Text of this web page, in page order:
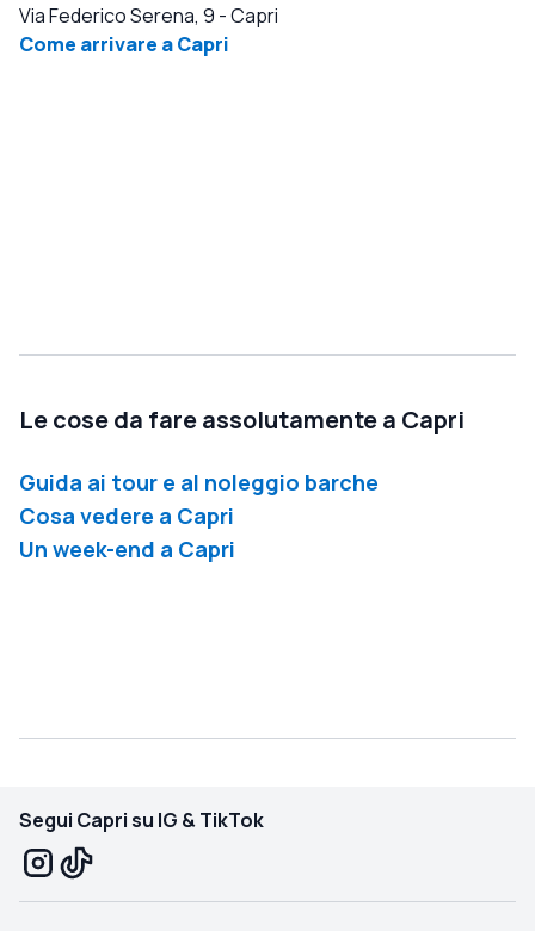
Via Federico Serena, 9 -Capri
Come arrivare a Capri
Le cose da fare assolutamente a Capri
Guida ai tour e al noleggio barche
Cosa vedere a Capri
Un week-end a Capri
Segui Capri su IG & TikTok